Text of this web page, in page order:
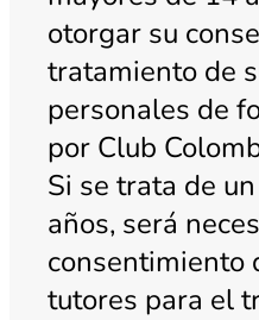
otorgar su
tratamiento de
personales de
por Club
Si se trata de
años, será
consentimiento
tutores para el